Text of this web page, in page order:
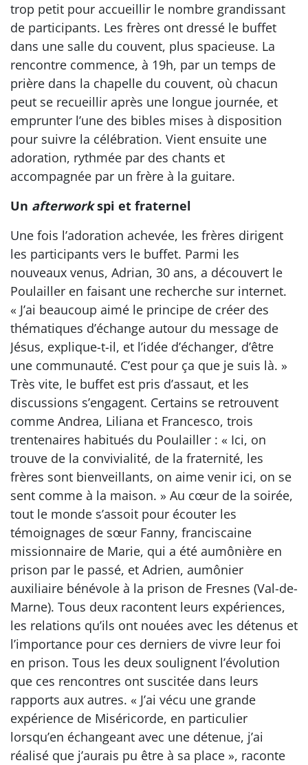
trop petit pour accueillir le nombre grandissant
de participants. Les frères ont dressé le buffet
dans une salle du couvent, plus spacieuse. La
rencontre commence, à 19h, par un temps de
prière dans la chapelle du couvent, où chacun
peut se recueillir après une longue journée, et
emprunter l’une des bibles mises à disposition
pour suivre la célébration. Vient ensuite une
adoration, rythmée par des chants et
accompagnée par un frère à la guitare.
Un afterworkspi et fraternel
Une fois l’adoration achevée, les frères dirigent
les participants vers le buffet. Parmi les
nouveaux venus, Adrian, 30 ans, a découvert le
Poulailler en faisant une recherche sur internet.
« J’ai beaucoup aimé le principe de créer des
thématiques d’échange autour du message de
Jésus, explique-t-il, et l’idée d’échanger, d’être
une communauté. C’est pour ça que je suis là. »
Très vite, le buffet est pris d’assaut, et les
discussions s’engagent. Certains se retrouvent
comme Andrea, Liliana et Francesco, trois
trentenaires habitués du Poulailler : « Ici, on
trouve de la convivialité, de la fraternité, les
frères sont bienveillants, on aime venir ici, on se
sent comme à la maison. » Au cœur de la soirée,
tout le monde s’assoit pour écouter les
témoignages de sœur Fanny, franciscaine
missionnaire de Marie, qui a été aumônière en
prison par le passé, et Adrien, aumônier
auxiliaire bénévole à la prison de Fresnes (Val-de-
Marne). Tous deux racontent leurs expériences,
les relations qu’ils ont nouées avec les détenus et
l’importance pour ces derniers de vivre leur foi
en prison. Tous les deux soulignent l’évolution
que ces rencontres ont suscitée dans leurs
rapports aux autres. « J’ai vécu une grande
expérience de Miséricorde, en particulier
lorsqu’en échangeant avec une détenue, j’ai
réalisé que j’aurais pu être à sa place », raconte